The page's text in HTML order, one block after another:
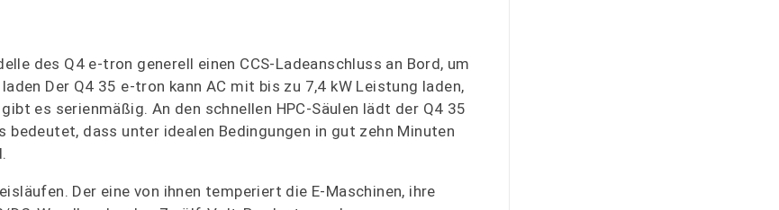
des Q4 e-tron generell einen CCS-Ladeanschluss an Bord, um
Der Q4 35 e-tron kann AC mit bis zu 7,4 kW Leistung laden,
es serienmäßig. An den schnellen HPC-Säulen lädt der Q4 35
dass unter idealen Bedingungen in gut zehn Minuten
Der eine von ihnen temperiert die E-Maschinen, ihre